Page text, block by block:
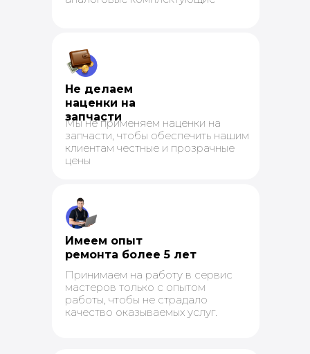
Не делаем
наценки на
запчасти
Мы не применяем наценки на
запчасти, чтобы обеспечить нашим
клиентам честные и прозрачные
цены
Имеем опыт
ремонта более 5 лет
Принимаем на работу в сервис
мастеров только с опытом
работы, чтобы не страдало
качество оказываемых услуг.